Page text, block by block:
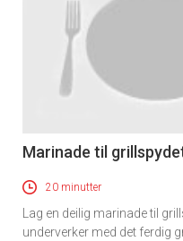
Marinade til
20 minutter
Lag en deilig marinade til
underverker med det ferdig